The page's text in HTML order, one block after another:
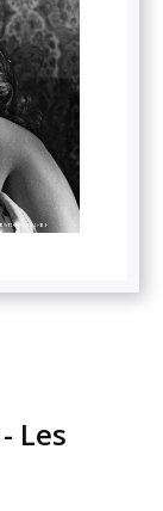
Les